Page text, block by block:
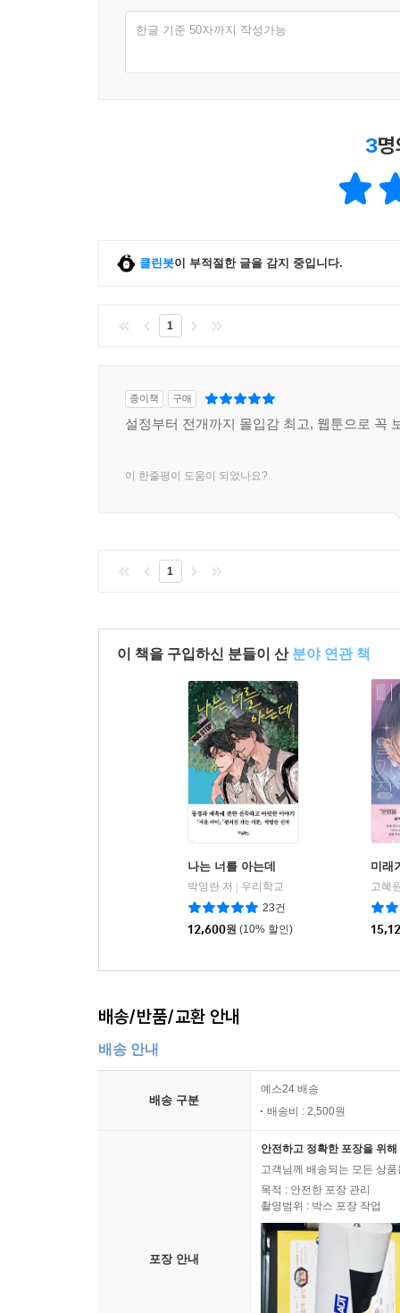
한글 기준 50자까지 작성가능
3
클린봇이 부적절한 글을 감지 중입니다.
1
종이책 구매
설정부터 전개까지 몰입감 최고, 웹툰으로 꼭
이 한줄평이 도움이 되었나요?
1
이 책을 구입하신 분들이 산 분야 연관 책
나는 너를 아는데
박영란 저
우리학교
23건
12,600원 (10% 할인)
미래
고혜
배송/반품/교환 안내
배송 안내
배송 구분
예스24 배송
배송비 : 2,500원
포장 안내
안전하고 정확한 포장을 위
고객님께 배송되는 모든 상
목적 : 안전한 포장 관리
촬영범위 : 박스 포장 작업